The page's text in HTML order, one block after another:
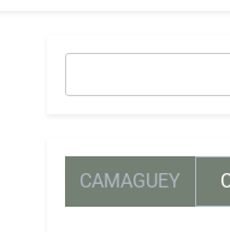
CAMAGUEY